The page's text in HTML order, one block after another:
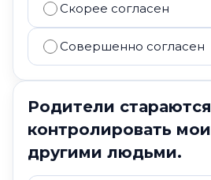
Скорее согласен
Совершенно согласен
Родители стараются
контролировать
другими людьми.